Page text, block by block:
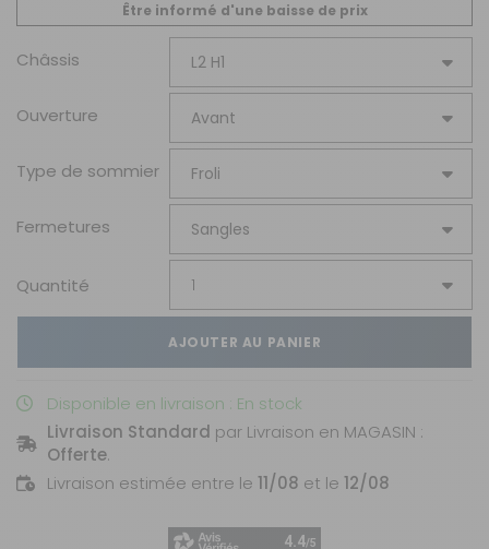
Être informé d'une baisse de prix
Châssis
Ouverture
Type de sommier
Fermetures
Quantité
AJOUTER AU PANIER
Disponible en livraison : En stock
Livraison Standard par Livraison en MAGASIN :
Offerte.
Livraison estimée entre le 11/08 et le 12/08